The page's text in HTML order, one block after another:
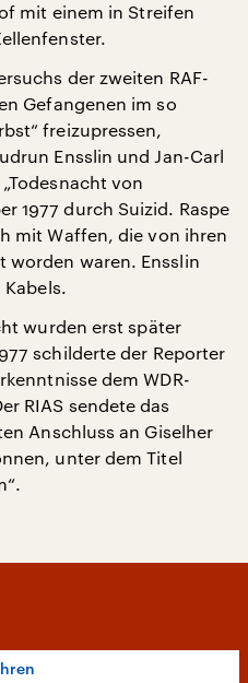
mit einem in Streifen
der zweiten RAF-
Gefangenen im so
freizupressen,
Ensslin und Jan-Carl
von
1977 durch Suizid. Raspe
mit Waffen, die von ihren
worden waren. Ensslin
wurden erst später
schilderte der Reporter
dem WDR-
RIAS sendete das
Anschluss an Giselher
unter dem Titel